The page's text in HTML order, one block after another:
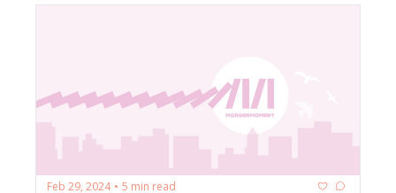
Feb 29, 2024 • 5 min read